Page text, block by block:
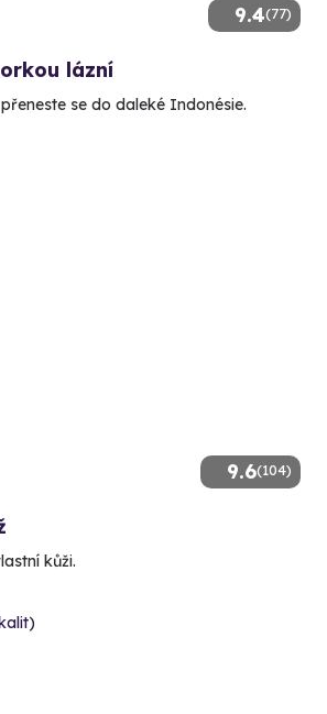
9.4(77)
lázní
se do daleké Indonésie.
9.6(104)
kůži.